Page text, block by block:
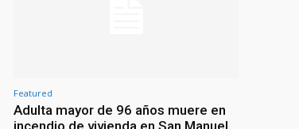
Featured
Adulta mayor de 96 años muere en
incendio de vivienda en San Manuel,